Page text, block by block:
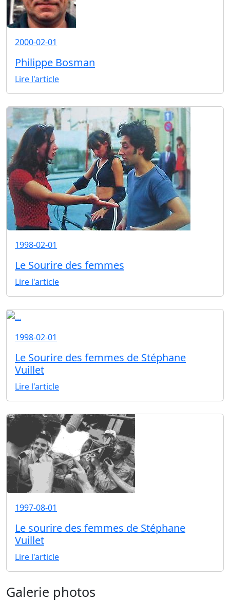
2000-02-01
Philippe Bosman
Lire l'article
1998-02-01
Le Sourire des femmes
Lire l'article
1998-02-01
Le Sourire des femmes de Stéphane
Vuillet
Lire l'article
1997-08-01
Le sourire des femmes de Stéphane
Vuillet
Lire l'article
Galerie photos